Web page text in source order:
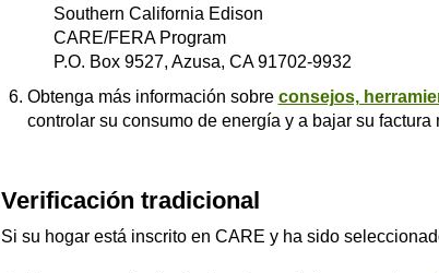
Southern California Edison
CARE/FERA Program
P.O. Box 9527, Azusa, CA 91702-9932
Obtenga más información sobre consejos,
controlar su consumo de energía y a bajar su factura
Verificación tradicional
Si su hogar está inscrito en CARE y ha sido